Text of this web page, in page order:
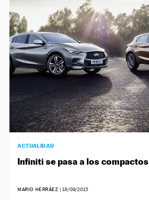
ACTUALIDAD
Infiniti se pasa a los compactos
MARIO HERRÁEZ | 18/09/2015